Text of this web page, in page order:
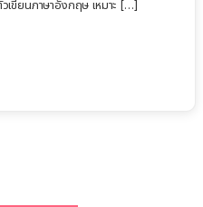
เขียนภาษาอังกฤษ เหมาะ […]